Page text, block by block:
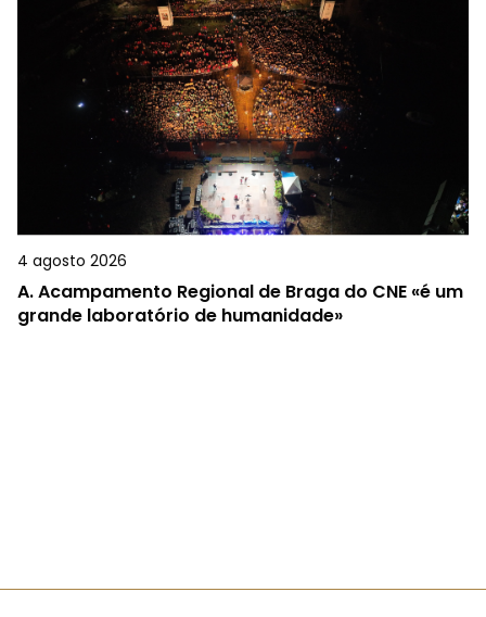
4 agosto 2026
A.Acampamento Regional de Braga do CNE «é um
grande laboratório de humanidade»